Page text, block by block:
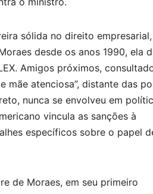
sólida no direito
desde os anos 1990, ela
Amigos próximos,
atenciosa”, distante das
nunca se envolveu em
vincula as sanções à
específicos sobre o papel
de Moraes, em seu primeiro